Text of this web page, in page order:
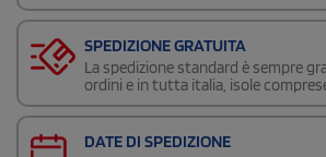
SPEDIZIONE GRATUITA
La spedizione standard è sempre
ordini e in tutta italia, isole
DATE DI SPEDIZIONE